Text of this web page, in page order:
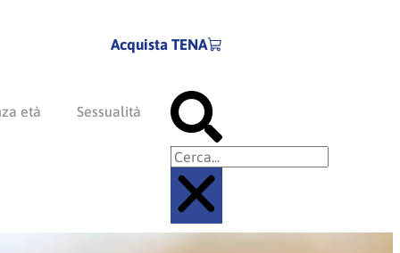
Acquista TENA
età Sessualità
Cerca